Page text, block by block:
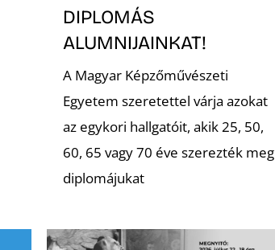
DIPLOMÁS
ALUMNIJAINKAT!
A Magyar Képzőművészeti
Egyetem szeretettel várja azokat
az egykori hallgatóit, akik 25, 50,
60, 65 vagy 70 éve szerezték meg
diplomájukat